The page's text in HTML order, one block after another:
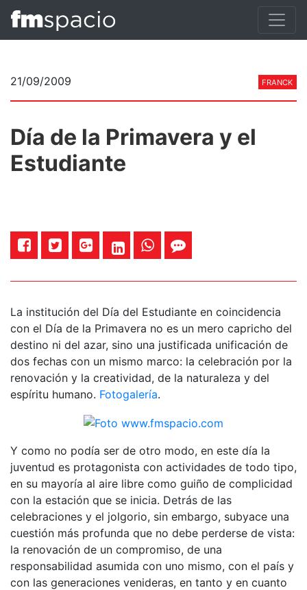
21/09/2009 FRANCK
Día de la Primavera y el
Estudiante
La institución del Día del Estudiante en coincidencia
con el Día de la Primavera no es un mero capricho del
destino ni del azar, sino una justificada unificación de
dos fechas con un mismo marco: la celebración por la
renovación y la creatividad, de la naturaleza y del
espíritu humano. Fotogalería.
Y como no podía ser de otro modo, en este día la
juventud es protagonista con actividades de todo tipo,
en su mayoría al aire libre como guiño de complicidad
con la estación que se inicia. Detrás de las
celebraciones y el jolgorio, sin embargo, subyace una
cuestión más profunda que no debe perderse de vista:
la renovación de un compromiso, de una
responsabilidad asumida con uno mismo, con el país y
con las generaciones venideras, en tanto y en cuanto